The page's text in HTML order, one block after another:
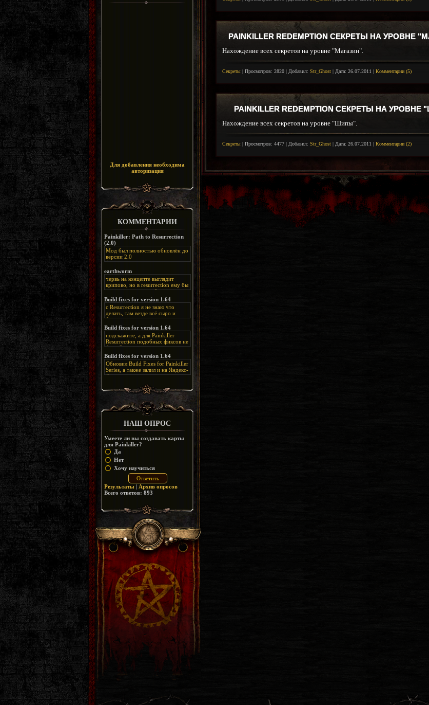
Для добавления необходима
авторизация
КОММЕНТАРИИ
Painkiller: Path to Resurrection
(2.0)
Мод был полностью обновлён до
версии 2.0
Альтернативная
ссылка:
FzzDkRlC8Q
earthworm
червь на концепте выглядит
крипово, но в resurrection ему бы
нашлось место, особенно в
каких-нибудь подземных
катакомбах. жаль, что половину
задумок там вырезали, зато и
рпгшности меньше. build fixes
спасибо что перезалили на
яндекс. а вот в комментах на
сайте у меня пару раз вылезала
левая вставка
https://uzbekmelbet.com/ru/
дико отвлекает от обсуждения
скринов.
Build fixes for version 1.64
с Resurrection я не знаю что
делать, там везде всё сыро и
баговано, от чего и заниматься
этим не хочется, тут либо играть
как есть или искать патчи для
этого дополнения на moddb,
либо же на крайняк играть мод
Resurrection, но настолько что не
особо уже и узнаётся
Build fixes for version 1.64
подскажите, а для Painkiller
Resurrection подобных фиксов не
будет?
Build fixes for version 1.64
Обновил Build Fixes for Painkiller
Series, а также залил и на Яндекс-
Диск
НАШ ОПРОС
Умеете ли вы создавать карты
для Painkiller?
Да
Нет
Хочу научиться
Результаты | Архив опросов
Всего ответов: 893
PAINKILLER REDEMPTION СЕКРЕТЫ НА УРОВНЕ
Нахождение всех секретов на уровне "Магазин".
Секреты | Просмотров: 2820 | Добавил: Str_Ghost | Дата: 26.07.2011 | Комментарии (5)
PAINKILLER REDEMPTION СЕКРЕТЫ НА
Нахождение всех секретов на уровне "Шипы".
Секреты | Просмотров: 4477 | Добавил: Str_Ghost | Дата: 26.07.2011 | Комментарии (2)